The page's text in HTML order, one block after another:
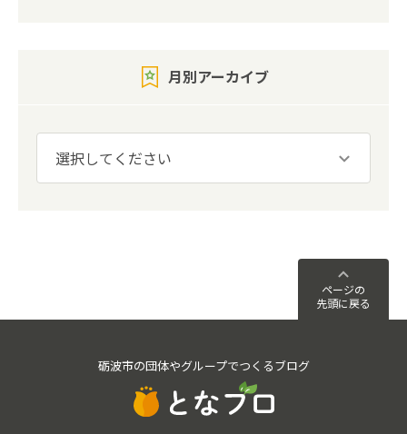
月別アーカイブ
ページの
先頭に戻る
砺波市の団体やグループでつくるブログ